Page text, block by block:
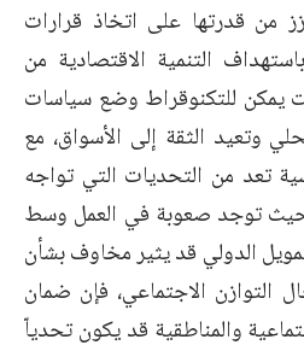
من قدرتها على اتخاذ قرارات
التنمية الاقتصادية من
يمكن للتكنوقراط وضع سياسات
وتعيد الثقة إلى الأسواق، مع
تعد من التحديات التي تواجه
حيث توجد صعوبة في العمل وسط
الدولي قد يثير مخاوف بشأن
التوازن الاجتماعي، فإن ضمان
والمناطقية قد يكون تحدياّ